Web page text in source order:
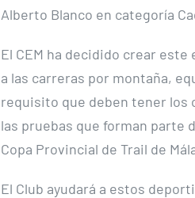
Alberto Blanco en categoría
El CEM ha decidido crear
a las carreras por montaña,
requisito que deben tener los
las pruebas que forman parte
Copa Provincial de Trail de
El Club ayudará a estos